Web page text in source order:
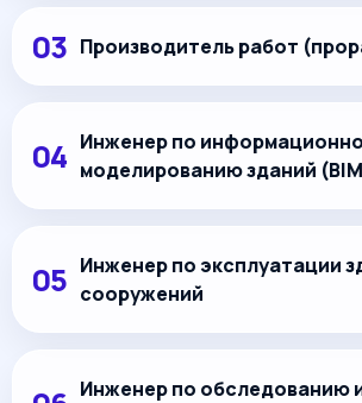
Производитель работ
Инженер по
моделированию зданий
Инженер по эксплуатации
сооружений
Инженер по обследованию